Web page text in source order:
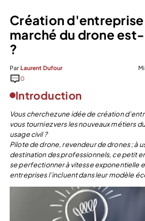
Création
marché du drone
?
Par Laurent Dufour
0
Introduction
Vous cherchez une idée de création
vous tourniez vers les nouveaux métiers
usage civil ?
Pilote de drone, revendeur de drones ; à
destination des professionnels, ce petit
se perfectionner à vitesse exponentielle
entreprises l’incluent dans leur modèle